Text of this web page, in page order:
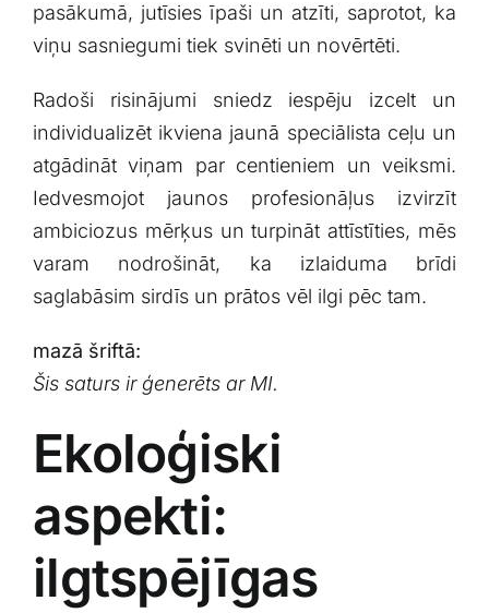
pasākumā, jutīsies īpaši un atzīti, saprotot, ⁣ka
viņu sasniegumi tiek svinēti un ⁤novērtēti.
Radoši‌ risinājumi sniedz iespēju izcelt un
individualizēt ikviena jaunā speciālista ceļu un
atgādināt viņam par centieniem un veiksmi.
Iedvesmojot jaunos‍ profesionāļus izvirzīt
ambiciozus ‌mērķus un turpināt attīstīties, mēs
‌varam nodrošināt, ka ⁣izlaiduma brīdi
saglabāsim sirdīs un prātos vēl ilgi pēc ‌tam.
mazā šriftā:
Šis ‍saturs⁤ ir ģenerēts ar MI.
Ekoloģiski
aspekti:
ilgtspējīgas